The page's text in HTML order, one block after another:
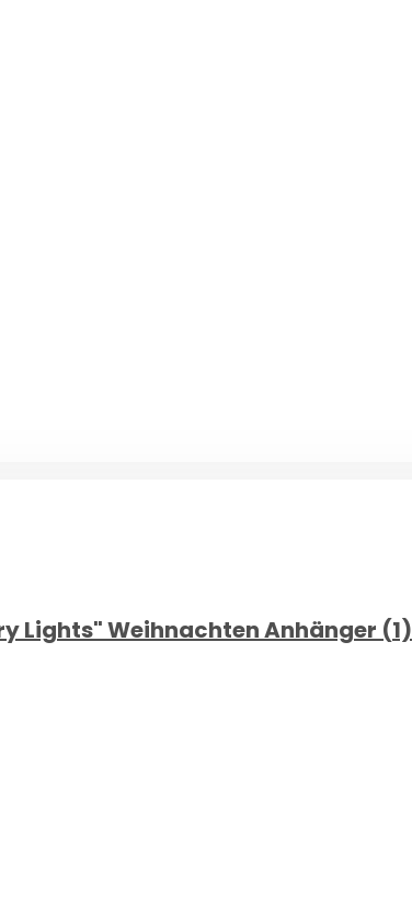
Lights" Weihnachten Anhänger (1)